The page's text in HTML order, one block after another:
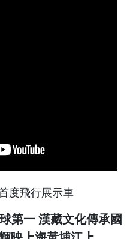
度飛行展示車
第一 漢藏文化傳承國